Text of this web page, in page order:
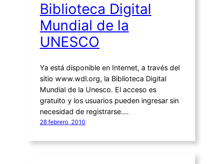
Biblioteca Digital
Mundial de la
UNESCO
Ya está disponible en Internet, a través del
sitio www.wdl.org, la Biblioteca Digital
Mundial de la Unesco. El acceso es
gratuito y los usuarios pueden ingresar sin
necesidad de registrarse.…
28 febrero, 2010